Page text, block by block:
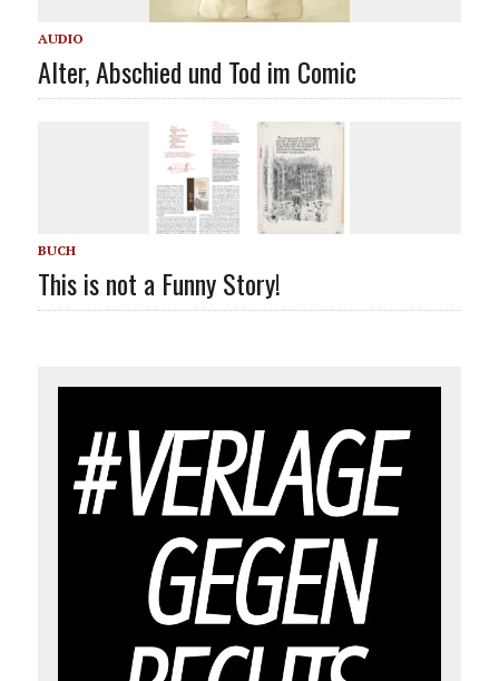
AUDIO
Alter, Abschied und Tod im Comic
BUCH
This is not a Funny Story!